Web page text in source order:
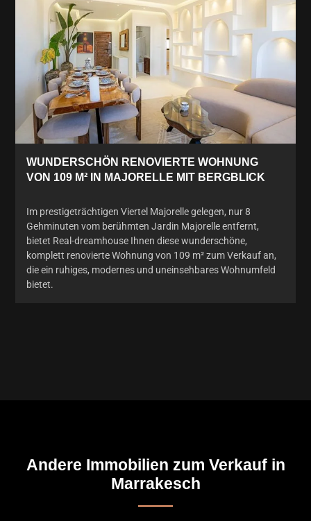
WUNDERSCHÖN RENOVIERTE WOHNUNG
VON 109 M² IN MAJORELLE MIT BERGBLICK
Im prestigeträchtigen Viertel Majorelle gelegen, nur 8
Gehminuten vom berühmten Jardin Majorelle entfernt,
bietet Real-dreamhouse Ihnen diese wunderschöne,
komplett renovierte Wohnung von 109 m² zum Verkauf an,
die ein ruhiges, modernes und uneinsehbares Wohnumfeld
bietet.
Andere Immobilien zum Verkauf in
Marrakesch